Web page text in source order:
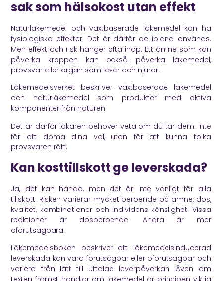
sak som hälsokost utan effekt
Naturläkemedel och växtbaserade läkemedel kan ha
fysiologiska effekter. Det är därför de ibland används.
Men effekt och risk hänger ofta ihop. Ett ämne som kan
påverka kroppen kan också påverka läkemedel,
provsvar eller organ som lever och njurar.
Läkemedelsverket beskriver växtbaserade läkemedel
och naturläkemedel som produkter med aktiva
komponenter från naturen.
Det är därför läkaren behöver veta om du tar dem. Inte
för att döma dina val, utan för att kunna tolka
provsvaren rätt.
Kan kosttillskott ge leverskada?
Ja, det kan hända, men det är inte vanligt för alla
tillskott. Risken varierar mycket beroende på ämne, dos,
kvalitet, kombinationer och individens känslighet. Vissa
reaktioner är dosberoende. Andra är mer
oförutsägbara.
Läkemedelsboken beskriver att läkemedelsinducerad
leverskada kan vara förutsägbar eller oförutsägbar och
variera från lätt till uttalad leverpåverkan. Även om